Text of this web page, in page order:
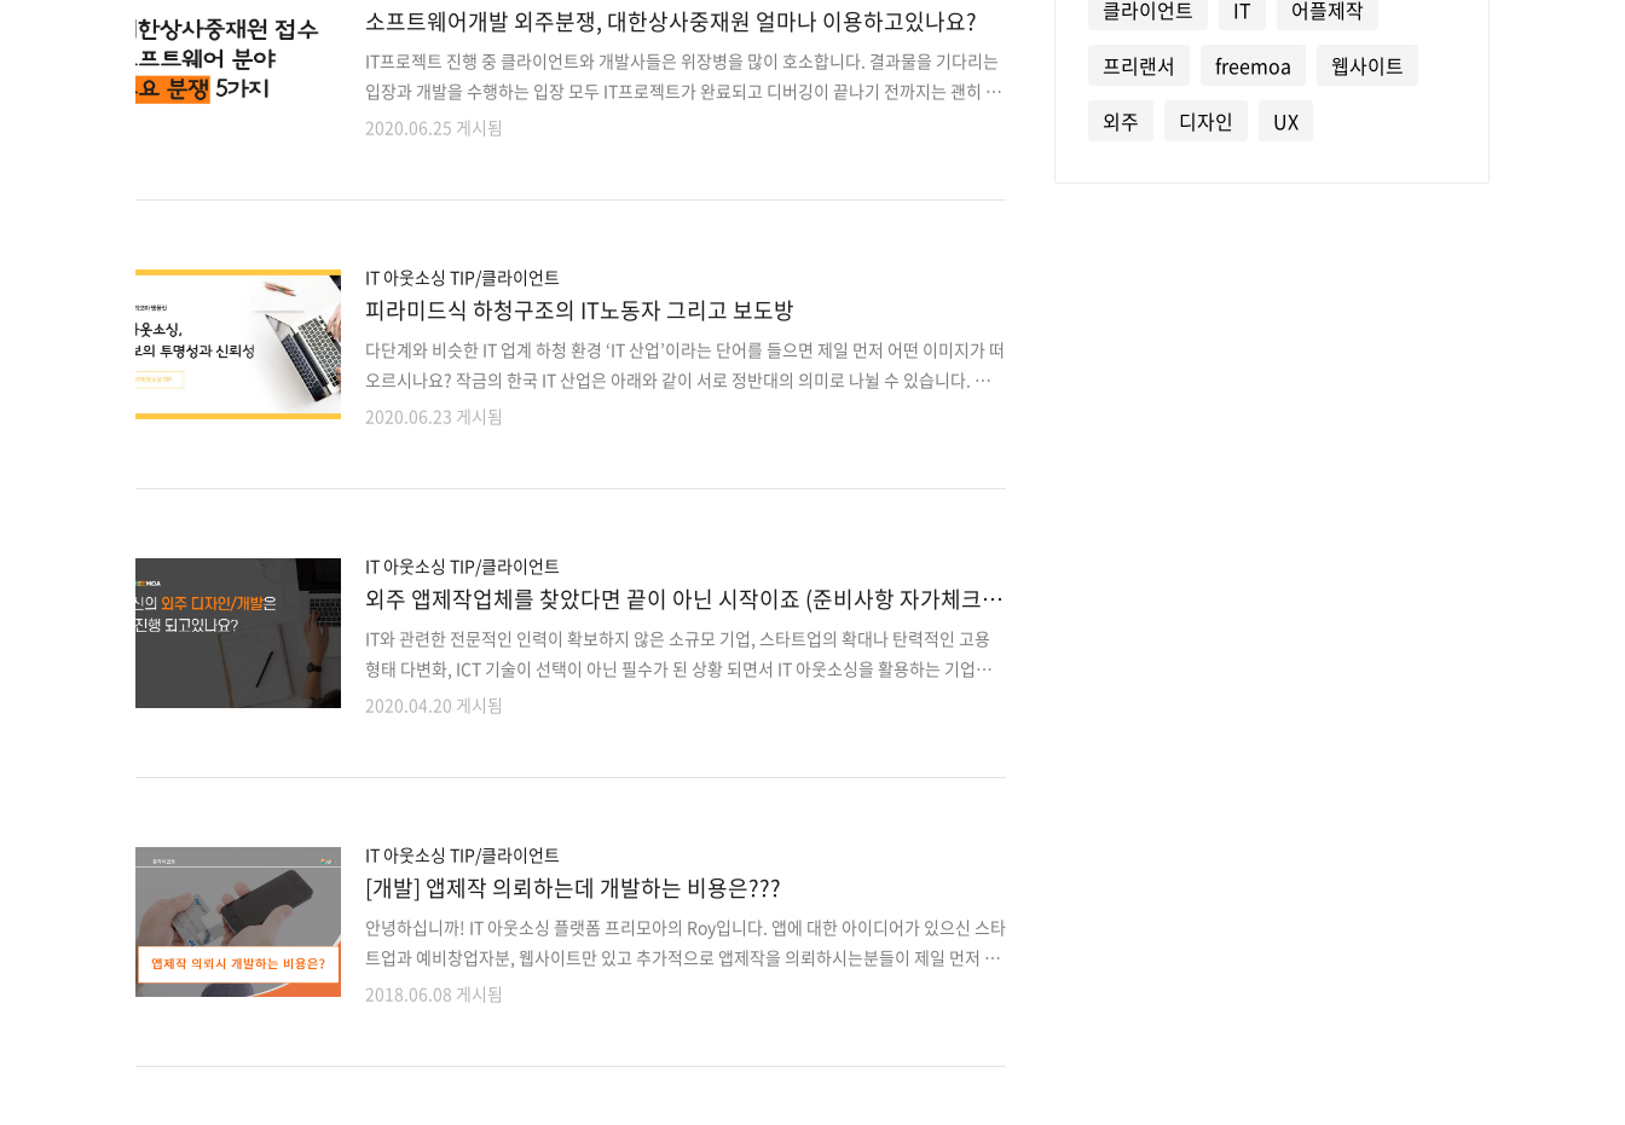
소프트웨어개발 외주분쟁, 대한상사중재원 얼마나 이용하고있나요?
IT프로젝트 진행 중 클라이언트와 개발사들은 위장병을 많이 호소합니다. 결과물을 기다리는
입장과 개발을 수행하는 입장 모두 IT프로젝트가 완료되고 디버깅이 끝나기 전까지는 괜히 속
이 더부룩하다는 느낌을 지울 수가 없기 때문이죠. IT아웃소싱 시장의 전문가로서 자부심을 갖
더 바랄 것이 없을 것 같습니다. 지금부터 대한상사중재원(KCAB)에서 열린 ..
2020.06.25 게시됨
IT 아웃소싱 TIP/클라이언트
피라미드식 하청구조의 IT노동자 그리고 보도방
다단계와 비슷한 IT 업계 하청 환경 ‘IT 산업’이라는 단어를 들으면 제일 먼저 어떤 이미지가 떠
오르시나요? 작금의 한국 IT 산업은 아래와 같이 서로 정반대의 의미로 나뉠 수 있습니다. ▲IT
산업의 선도자 대한민국, IT 강국, 4차 산업혁명 시대를 이끄는 주역 ▼IT 산업은 사람을 갈아
해 알 필요가 있습니다. 아래 내용을 살펴보실까..
2020.06.23 게시됨
IT 아웃소싱 TIP/클라이언트
외주 앱제작업체를 찾았다면 끝이 아닌 시작이죠 (준비사항 자가체크리
스트.PDF)
IT와 관련한 전문적인 인력이 확보하지 않은 소규모 기업, 스타트업의 확대나 탄력적인 고용
형태 다변화, ICT 기술이 선택이 아닌 필수가 된 상황 되면서 IT 아웃소싱을 활용하는 기업이
많아지고 있습니다. 중요한 프로젝트를 믿고 맡길 수 있는 파트너사를 선정해 IT 아웃소싱을
런 저런 이유로 IT 아웃소싱을 진행할 때 명확한 기준점 없이 파트너사..
2020.04.20 게시됨
IT 아웃소싱 TIP/클라이언트
[개발] 앱제작 의뢰하는데 개발하는 비용은???
안녕하십니까! IT 아웃소싱 플랫폼 프리모아의 Roy입니다. 앱에 대한 아이디어가 있으신 스타
트업과 예비창업자분, 웹사이트만 있고 추가적으로 앱제작을 의뢰하시는분들이 제일 먼저 생
각하는 부분인 앱 개발 의뢰비용입니다.앱제작 견적은 요구사항의 기능, 품질, 디자인 또는 백
2018.06.08 게시됨
클라이언트
IT
어플제작
프리랜서
freemoa
웹사이트
외주
디자인 UX